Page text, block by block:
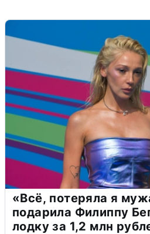
«Всё, потеряла я
подарила Филиппу
лодку за 1,2 млн